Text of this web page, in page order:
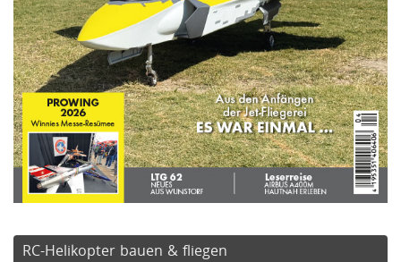
RC-Helikopter bauen & fliegen